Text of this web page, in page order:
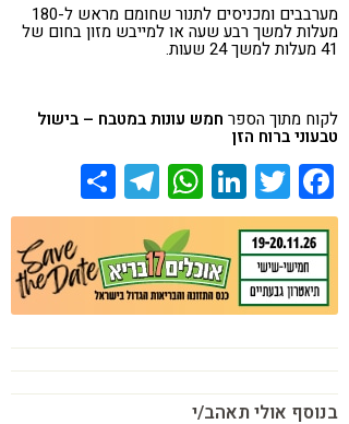
מערבבים ומכניסים לתנור שחומם מראש ל-180
מעלות למשך רבע שעה או למייבש מזון בחום של
41 מעלות למשך 24 שעות.
לקוח מתוך הספר חמש עונות במטבח – בישול
טבעוני ברוח הזן
Facebook
Twitter
LinkedIn
WhatsApp
Telegram
בנוסף אולי תאהב/י